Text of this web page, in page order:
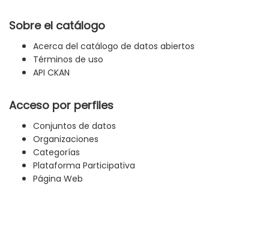
Sobre el catálogo
Acerca del catálogo de datos abiertos
Términos de uso
API CKAN
Acceso por perfiles
Conjuntos de datos
Organizaciones
Categorías
Plataforma Participativa
Página Web